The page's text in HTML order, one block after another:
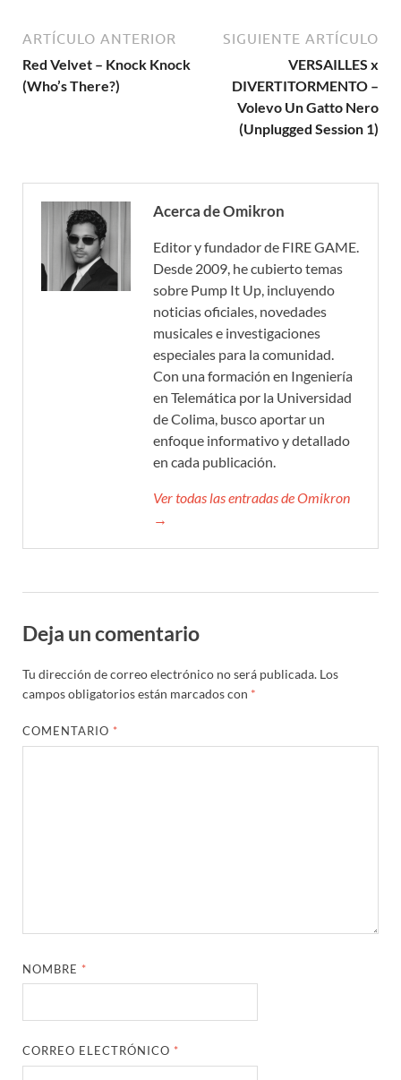
ARTÍCULO ANTERIOR
Red Velvet – Knock Knock
(Who’s There?)
SIGUIENTE ARTÍCULO
VERSAILLES x
DIVERTITORMENTO –
Volevo Un Gatto Nero
(Unplugged Session 1)
Acerca de Omikron
Editor y fundador de FIRE GAME.
Desde 2009, he cubierto temas
sobre Pump It Up, incluyendo
noticias oficiales, novedades
musicales e investigaciones
especiales para la comunidad.
Con una formación en Ingeniería
en Telemática por la Universidad
de Colima, busco aportar un
enfoque informativo y detallado
en cada publicación.
Ver todas las entradas de Omikron
→
Deja un comentario
Tu dirección de correo electrónico no será publicada. Los
campos obligatorios están marcados con *
COMENTARIO *
NOMBRE *
CORREO ELECTRÓNICO *